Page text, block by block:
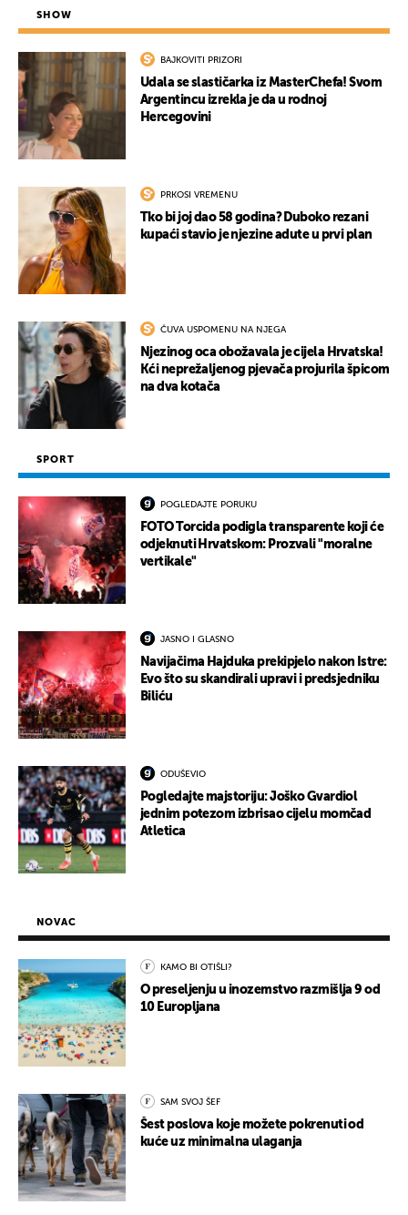
SHOW
BAJKOVITI PRIZORI
Udala se slastičarka iz MasterChefa! Svom
Argentincu izrekla je da u rodnoj
Hercegovini
PRKOSI VREMENU
Tko bi joj dao 58 godina? Duboko rezani
kupaći stavio je njezine adute u prvi plan
ČUVA USPOMENU NA NJEGA
Njezinog oca obožavala je cijela Hrvatska!
Kći neprežaljenog pjevača projurila špicom
na dva kotača
SPORT
POGLEDAJTE PORUKU
FOTO Torcida podigla transparente koji će
odjeknuti Hrvatskom: Prozvali "moralne
vertikale"
JASNO I GLASNO
Navijačima Hajduka prekipjelo nakon Istre:
Evo što su skandirali upravi i predsjedniku
Biliću
ODUŠEVIO
Pogledajte majstoriju: Joško Gvardiol
jednim potezom izbrisao cijelu momčad
Atletica
NOVAC
KAMO BI OTIŠLI?
O preseljenju u inozemstvo razmišlja 9 od
10 Europljana
SAM SVOJ ŠEF
Šest poslova koje možete pokrenuti od
kuće uz minimalna ulaganja